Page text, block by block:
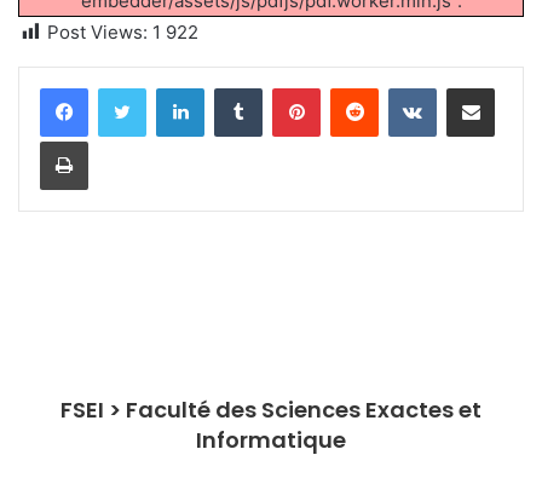
Post Views: 1 922
LinkedinTumblr PinterestReddit VKontaktePartager par email
Imprimer
FSEI > Faculté des Sciences Exactes et
Informatique